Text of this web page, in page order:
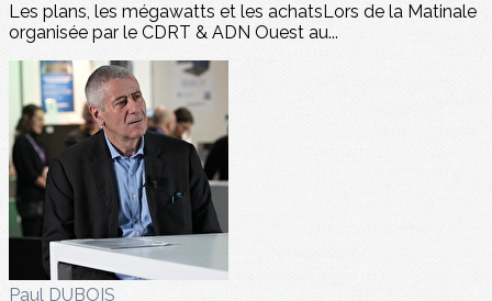
Les plans, les mégawatts et les achatsLors de la Matinale
organisée par le CDRT & ADN Ouest au...
Paul DUBOIS